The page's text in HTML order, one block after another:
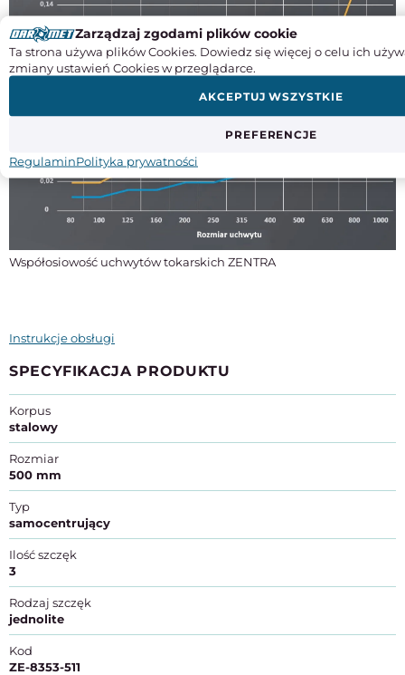
Współosiowość uchwytów tokarskich ZENTRA
Instrukcje obsługi
SPECYFIKACJA PRODUKTU
Korpus
stalowy
Rozmiar
500 mm
Typ
samocentrujący
Ilość szczęk
3
Rodzaj szczęk
jednolite
Kod
ZE-8353-511
Zarządzaj zgodami plików cookie
Ta strona używa plików Cookies. Dowiedz się więcej o celu ich
zmiany ustawień Cookies w przeglądarce.
PREFERENCJE
AKCEPTUJ WSZYSTKIE
RegulaminPolityka prywatności